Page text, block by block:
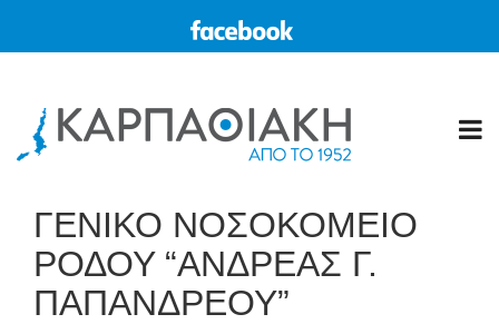
ΓΕΝΙΚΟ ΝΟΣΟΚΟΜΕΙΟ
ΡΟΔΟΥ “ΑΝΔΡΕΑΣ Γ.
ΠΑΠΑΝΔΡΕΟΥ”